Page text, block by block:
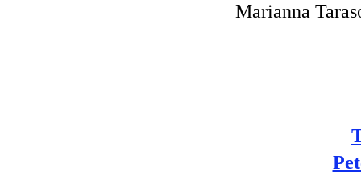
Marianna